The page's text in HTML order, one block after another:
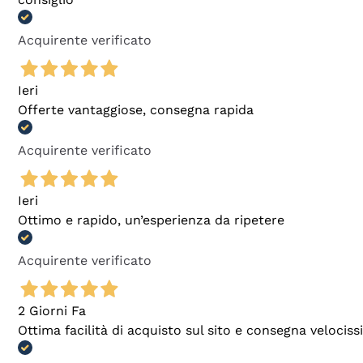
Acquirente verificato
Ieri
Offerte vantaggiose, consegna rapida
Acquirente verificato
Ieri
Ottimo e rapido, un’esperienza da ripetere
Acquirente verificato
2 Giorni Fa
Ottima facilità di acquisto sul sito e consegna